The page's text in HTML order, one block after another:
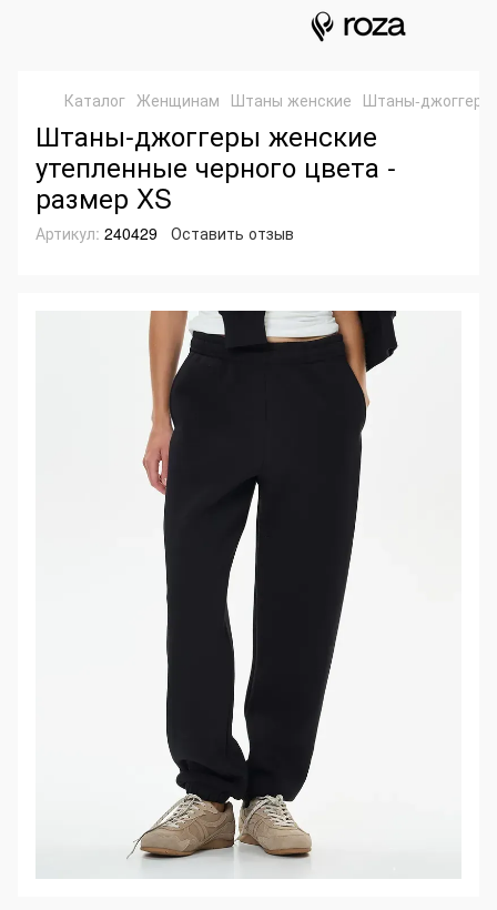
Каталог Женщинам Штаны женские Штаны-джоггеры
Штаны-джоггеры женские
утепленные черного цвета -
размер XS
Артикул: 240429 Оставить отзыв